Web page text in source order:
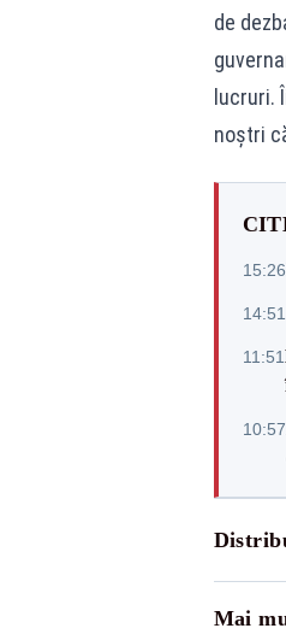
de
lucruri.
noştri
15:26
14:51
11:51
10:57
Mai